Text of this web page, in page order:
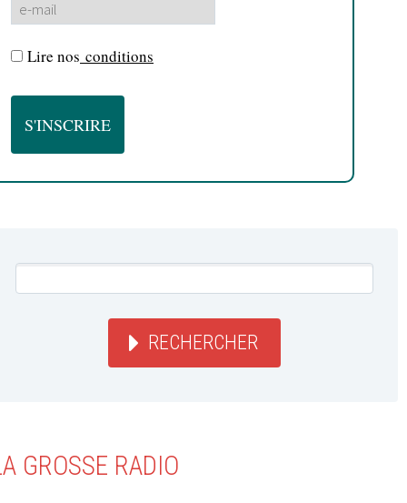
Lire nos conditions
RECHERCHER
GROSSE RADIO